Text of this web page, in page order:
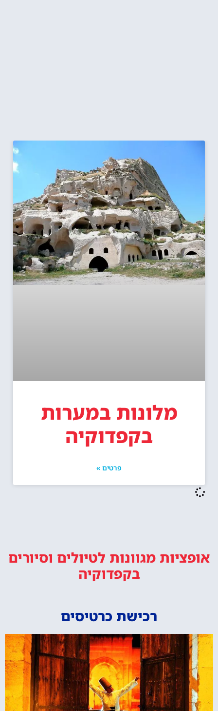
מלונות במערות
בקפדוקיה
פרטים »
אופציות מגוונות לטיולים וסיורים
בקפדוקיה
רכישת כרטיסים